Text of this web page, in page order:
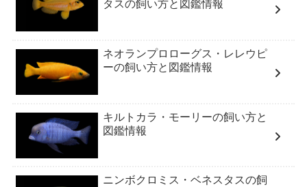
タスの飼い方と図鑑情報
ネオランプロローグス・レレウピ
ーの飼い方と図鑑情報
キルトカラ・モーリーの飼い方と
図鑑情報
ニンボクロミス・ベネスタスの飼